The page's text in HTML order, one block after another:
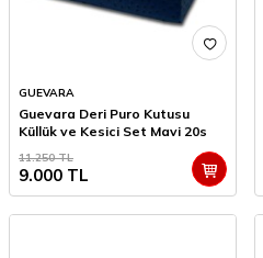
GUEVARA
Guevara Deri Puro Kutusu
Küllük ve Kesici Set Mavi 20s
11.250TL
9.000 TL